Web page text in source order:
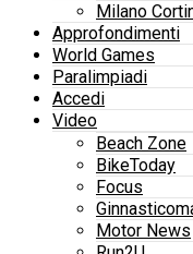
Milano
Approfondimenti
World Games
Paralimpiadi
Accedi
Video
Beach Zone
BikeToday
Focus
Motor News